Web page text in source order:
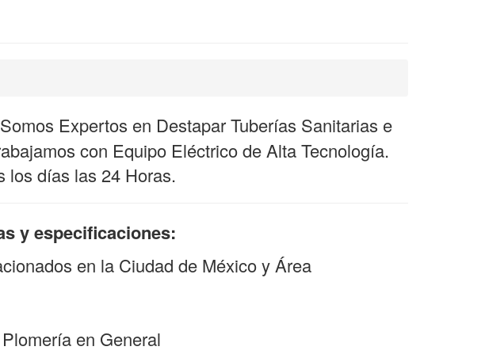
Somos Expertos en Destapar Tuberías Sanitarias e
con Equipo Eléctrico de Alta Tecnología.
los días las 24 Horas.
y especificaciones:
en la Ciudad de México y Área
en General